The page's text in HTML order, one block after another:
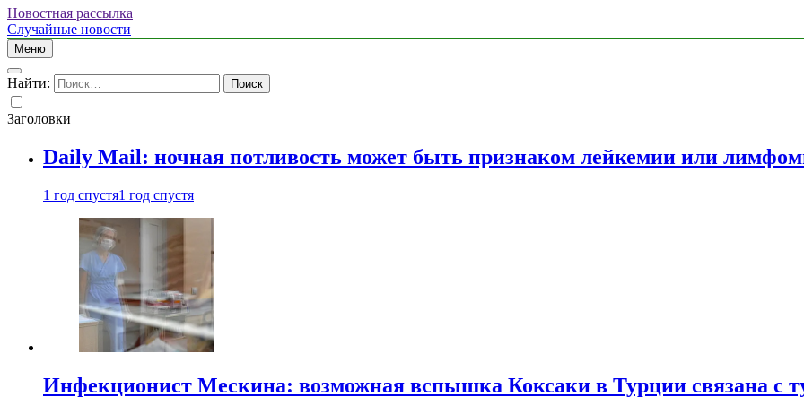
Новостная рассылка
Случайные новости
Меню
Найти:
Заголовки
Daily Mail: ночная потливость может быть признаком лейкемии или
1 год спустя1 год спустя
Инфекционист Мескина: возможная вспышка Коксаки в Турции связана с